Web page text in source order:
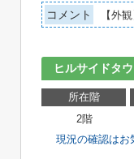
コメント 【外
ヒルサイドタ
所在階
2階
現況の確認はお